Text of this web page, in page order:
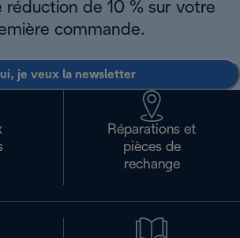
réduction de 10 % sur votre
commande.
je veux la newsletter
Réparations et
pièces de
rechange